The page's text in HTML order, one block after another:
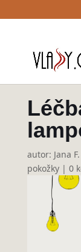
autor: Jana F.
pokožky| 0